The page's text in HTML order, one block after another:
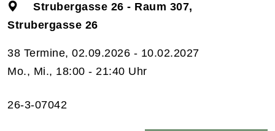
Strubergasse 26 - Raum 307,
Strubergasse 26
38 Termine, 02.09.2026 - 10.02.2027
Mo., Mi., 18:00 - 21:40 Uhr
26-3-07042